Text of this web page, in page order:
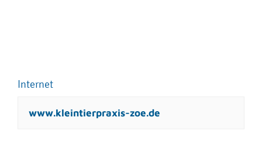
Internet
www.kleintierpraxis-zoe.de